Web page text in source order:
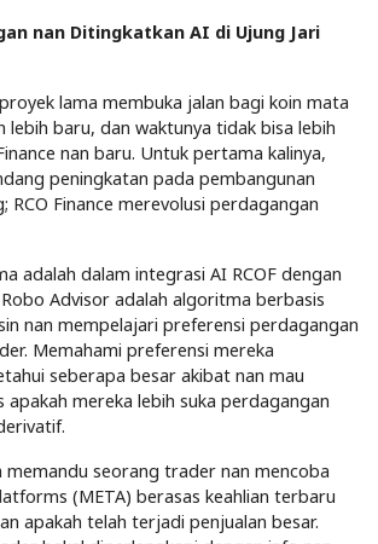
nan Ditingkatkan AI di Ujung Jari
lama membuka jalan bagi koin mata
lebih baru, dan waktunya tidak bisa lebih
nan baru. Untuk pertama kalinya,
peningkatan pada pembangunan
RCO Finance merevolusi perdagangan
adalah dalam integrasi AI RCOF dengan
Advisor adalah algoritma berbasis
nan mempelajari preferensi perdagangan
Memahami preferensi mereka
seberapa besar akibat nan mau
apakah mereka lebih suka perdagangan
memandu seorang trader nan mencoba
(META) berasas keahlian terbaru
apakah telah terjadi penjualan besar.